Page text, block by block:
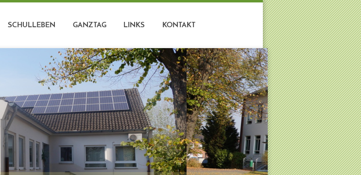
SCHULLEBEN GANZTAG LINKS KONTAKT